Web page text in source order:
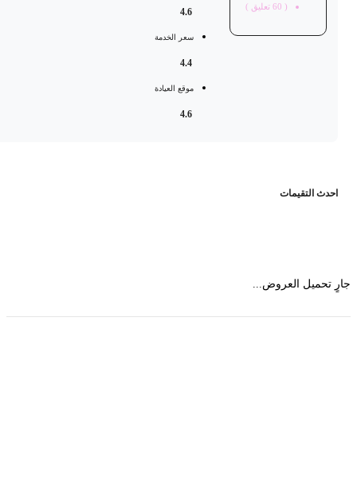
60 تعليق )
سعر الخدمة
موقع العيادة
التقيمات
تحميل العروض...